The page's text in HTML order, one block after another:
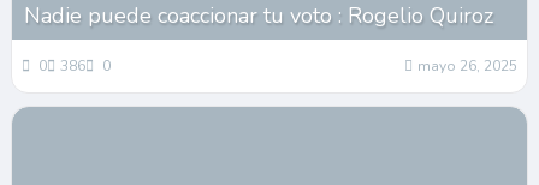
Nadie puede coaccionar tu voto : Rogelio Quiroz
0 386 0 mayo 26, 2025